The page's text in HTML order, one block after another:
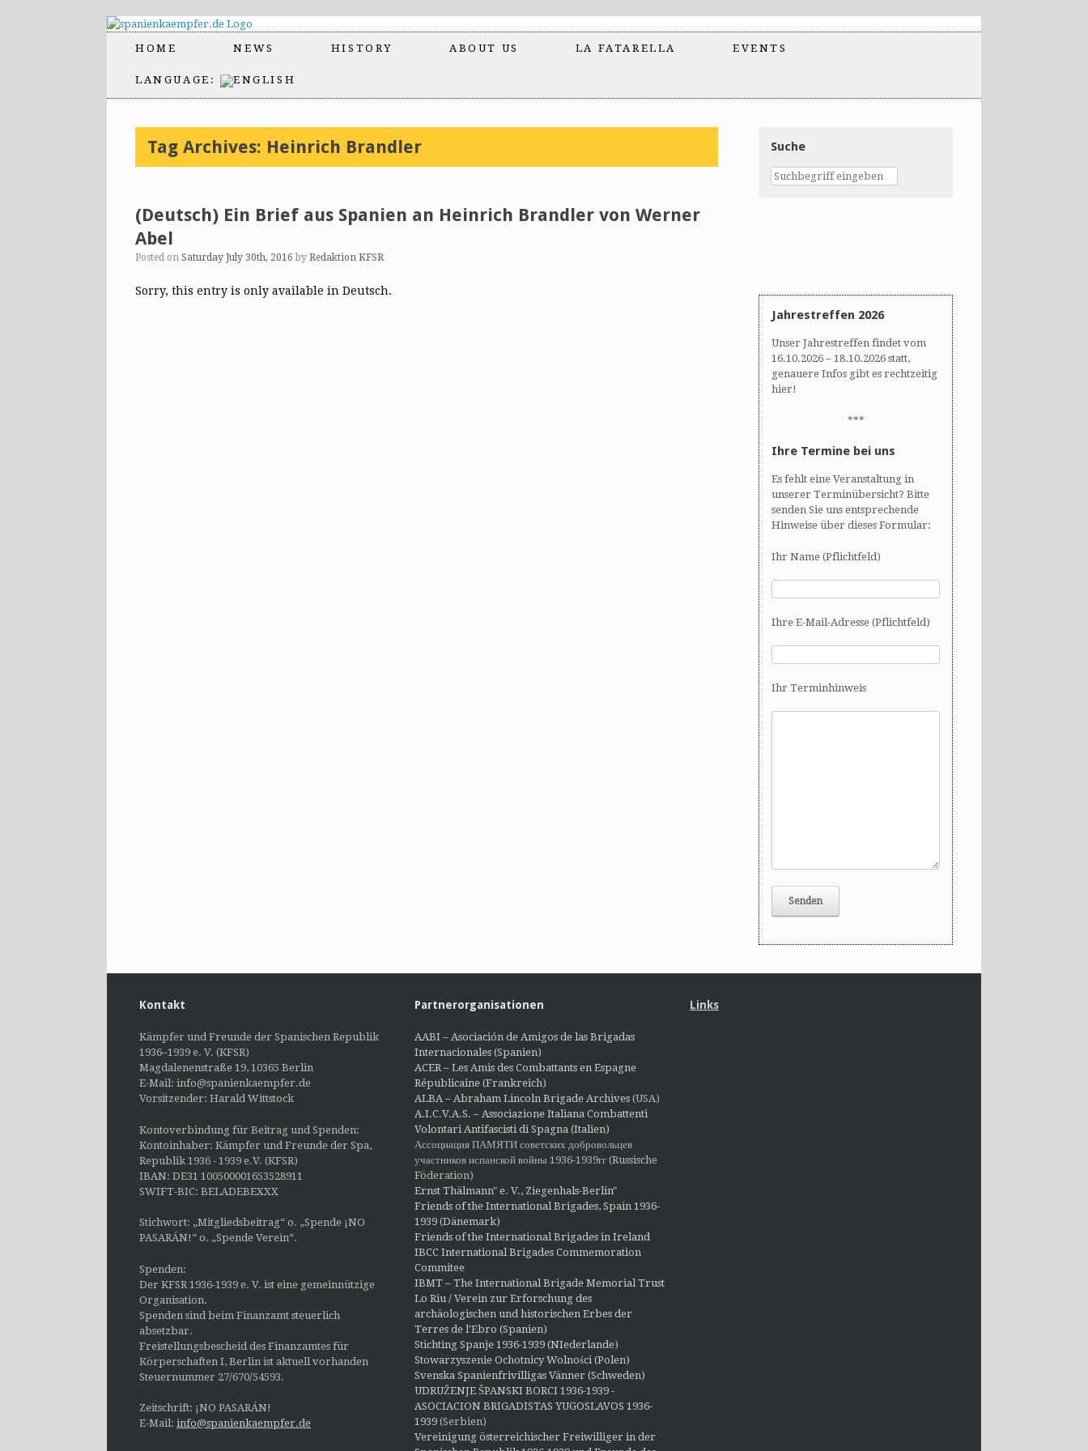
HOME NEWS HISTORY ABOUT US LA FATARELLA EVENTS
LANGUAGE:
Tag Archives: Heinrich Brandler
(Deutsch) Ein Brief aus Spanien an Heinrich Brandler von Werner
Abel
Posted on Saturday July 30th, 2016 by Redaktion KFSR
Sorry, this entry is only available in Deutsch.
Suche
Jahrestreffen 2026
Unser Jahrestreffen findet vom
16.10.2026 – 18.10.2026 statt,
genauere Infos gibt es rechtzeitig
hier!
***
Ihre Termine bei uns
Es fehlt eine Veranstaltung in
unserer Terminübersicht? Bitte
senden Sie uns entsprechende
Hinweise über dieses Formular:
Ihr Name (Pflichtfeld)
Ihre E-Mail-Adresse (Pflichtfeld)
Ihr Terminhinweis
Kontakt
Kämpfer und Freunde der Spanischen Republik
1936–1939 e. V. (KFSR)
Magdalenenstraße 19, 10365 Berlin
E-Mail: info@spanienkaempfer.de
Vorsitzender: Harald Wittstock
Kontoverbindung für Beitrag und Spenden:
Kontoinhaber: Kämpfer und Freunde der Spa,
Republik 1936 - 1939 e.V. (KFSR)
IBAN: DE31 100500001653528911
SWIFT-BIC: BELADEBEXXX
Stichwort: „Mitgliedsbeitrag“ o. „Spende ¡NO
PASARÁN!“ o. „Spende Verein“.
Spenden:
Der KFSR 1936-1939 e. V. ist eine gemeinnützige
Organisation.
Spenden sind beim Finanzamt steuerlich
absetzbar.
Freistellungsbescheid des Finanzamtes für
Körperschaften I, Berlin ist aktuell vorhanden
Steuernummer 27/670/54593.
Zeitschrift: ¡NO PASARÁN!
E-Mail: info@spanienkaempfer.de
Partnerorganisationen
AABI – Asociación de Amigos de las Brigadas
Internacionales (Spanien)
ACER – Les Amis des Combattants en Espagne
Républicaine (Frankreich)
ALBA – Abraham Lincoln Brigade Archives(USA)
A.I.C.V.A.S. – Associazione Italiana Combattenti
Volontari Antifascisti di Spagna (Italien)
Ассоциация ПАМЯТИ советских добровольцев
участников испанской войны 1936-1939гг (Russische
Föderation)
Ernst Thälmann" e. V., Ziegenhals-Berlin"
Friends of the International Brigades, Spain 1936-
1939 (Dänemark)
Friends of the International Brigades in Ireland
IBCC International Brigades Commemoration
Commitee
IBMT – The International Brigade Memorial Trust
Lo Riu / Verein zur Erforschung des
archäologischen und historischen Erbes der
Terres de l'Ebro (Spanien)
Stichting Spanje 1936-1939 (NIederlande)
Stowarzyszenie Ochotnicy Wolności (Polen)
Svenska Spanienfrivilligas Vänner (Schweden)
UDRUŽENJE ŠPANSKI BORCI 1936-1939 -
ASOCIACION BRIGADISTAS YUGOSLAVOS 1936-
1939(Serbien)
Vereinigung österreichischer Freiwilliger in der
Links